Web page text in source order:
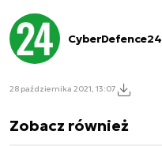
CyberDefence24
28 października 2021, 13:07
Zobacz również